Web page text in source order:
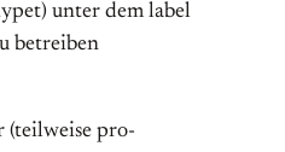
unter dem label
betreiben
(teilweise pro-